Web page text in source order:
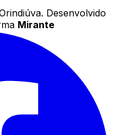
. Desenvolvido
Mirante